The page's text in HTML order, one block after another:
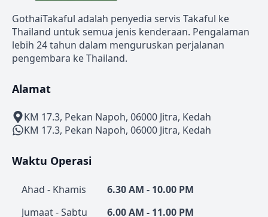
GothaiTakaful adalah penyedia servis Takaful ke
Thailand untuk semua jenis kenderaan. Pengalaman
lebih 24 tahun dalam menguruskan perjalanan
pengembara ke Thailand.
Alamat
KM 17.3, Pekan Napoh, 06000 Jitra, Kedah
KM 17.3, Pekan Napoh, 06000 Jitra, Kedah
Waktu Operasi
Ahad - Khamis
6.30 AM - 10.00 PM
Jumaat - Sabtu
6.00 AM - 11.00 PM